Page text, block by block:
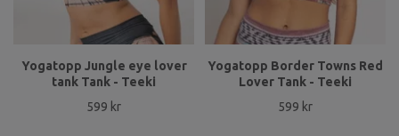
Yogatopp Jungle eye lover
tank Tank - Teeki
599 kr
Yogatopp Border Towns Red
Lover Tank - Teeki
599 kr